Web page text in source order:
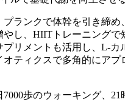
プランクで体幹を引き締め
やし、HIITトレーニングで
プリメントも活用し、L-カ
オティクスで多角的にアプ
7000歩のウォーキング、